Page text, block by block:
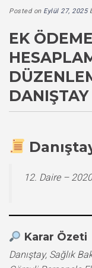
Posted on Eylül 27, 2025
EK ÖDEME
12. Daire –
Karar Özeti
Danıştay, Sağlık